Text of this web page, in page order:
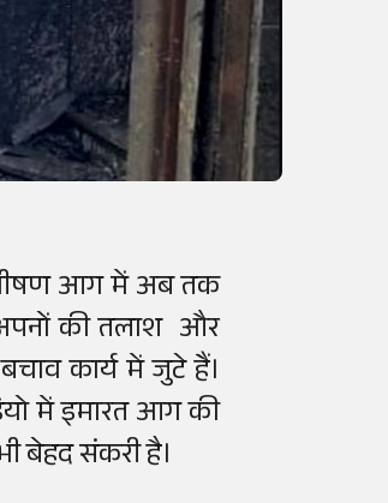
भीषण आग में अब तक
अपनों की तलाश और
कार्य में जुटे हैं।
में इमारत आग की
बेहद संकरी है।